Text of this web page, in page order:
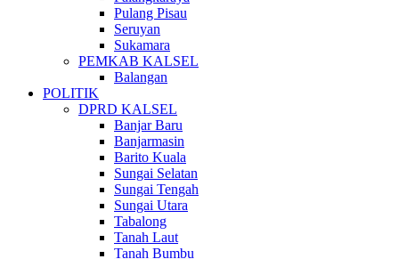
Pulang Pisau
Seruyan
Sukamara
PEMKAB KALSEL
Balangan
POLITIK
DPRD KALSEL
Banjar Baru
Banjarmasin
Barito Kuala
Sungai Selatan
Sungai Tengah
Sungai Utara
Tabalong
Tanah Laut
Tanah Bumbu